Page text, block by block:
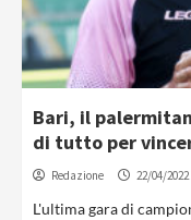
Bari, il
di tutto per
Redazione 22/04/2022
L'ultima gara di